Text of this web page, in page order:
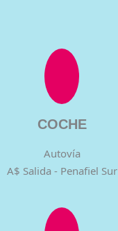
COCHE
Autovía
A$ Salida - Penafiel Sur